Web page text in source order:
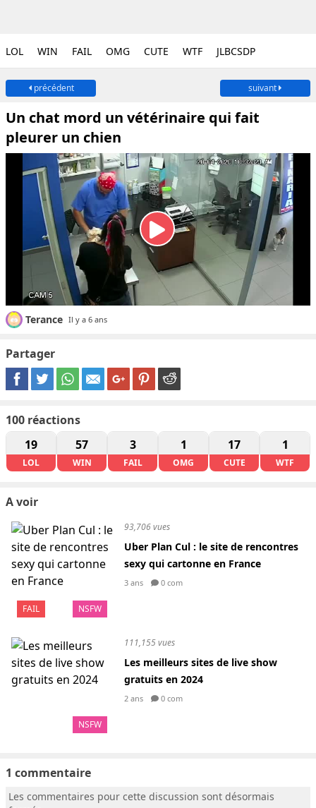
LOL WIN FAIL OMG CUTE WTF JLBCSDP
précédent suivant
Un chat mord un vétérinaire qui fait
pleurer un chien
Terance Il y a 6 ans
Partager
100 réactions
19
LOL
57
WIN
3
FAIL
1
OMG
17
CUTE
1
WTF
A voir
FAIL NSFW
93,706 vues
Uber Plan Cul : le site de rencontres
sexy qui cartonne en France
3 ans 0 com
NSFW
111,155 vues
Les meilleurs sites de live show
gratuits en 2024
2 ans 0 com
1 commentaire
Les commentaires pour cette discussion sont désormais